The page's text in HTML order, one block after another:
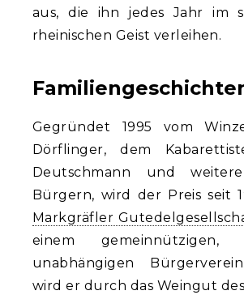
aus, die ihn jedes Jahr im
rheinischen Geist verleihen.
Gegründet 1995 vom
Dörflinger, dem
Deutschmann und
Bürgern, wird der Preis seit
Markgräfler
einem gemeinnützigen,
unabhängigen
wird er durch das Weingut